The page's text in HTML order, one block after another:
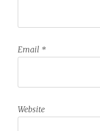
Email *
Website